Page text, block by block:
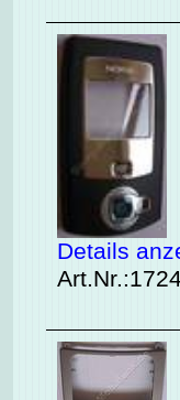
Details